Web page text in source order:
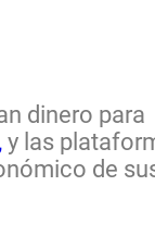
dinero para
y las
de